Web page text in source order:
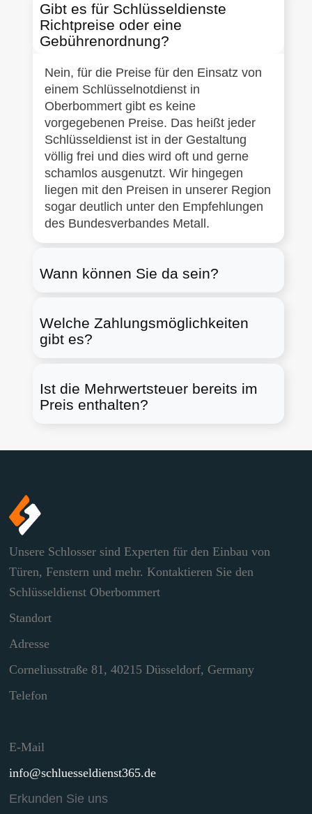
Gibt es für Schlüsseldienste
Richtpreise oder eine
Gebührenordnung?
Nein, für die Preise für den Einsatz von
einem Schlüsselnotdienst in
Oberbommert gibt es keine
vorgegebenen Preise. Das heißt jeder
Schlüsseldienst ist in der Gestaltung
völlig frei und dies wird oft und gerne
schamlos ausgenutzt. Wir hingegen
liegen mit den Preisen in unserer Region
sogar deutlich unter den Empfehlungen
des Bundesverbandes Metall.
Wann können Sie da sein?
Welche Zahlungsmöglichkeiten
gibt es?
Ist die Mehrwertsteuer bereits im
Preis enthalten?
Unsere Schlosser sind Experten für den Einbau von
Türen, Fenstern und mehr. Kontaktieren Sie den
Schlüsseldienst Oberbommert
Standort
Adresse
Corneliusstraße 81, 40215 Düsseldorf, Germany
Telefon
E-Mail
info@schluesseldienst365.de
Erkunden Sie uns